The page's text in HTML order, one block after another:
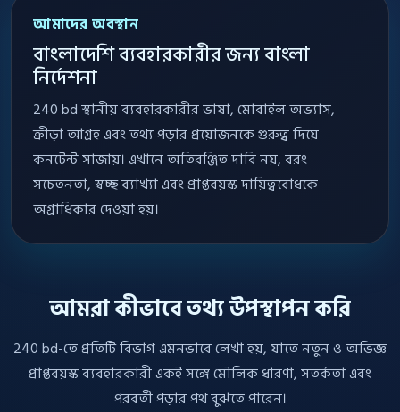
আমাদের অবস্থান
বাংলাদেশি ব্যবহারকারীর জন্য বাংলা
নির্দেশনা
240 bd স্থানীয় ব্যবহারকারীর ভাষা, মোবাইল অভ্যাস,
ক্রীড়া আগ্রহ এবং তথ্য পড়ার প্রয়োজনকে গুরুত্ব দিয়ে
কনটেন্ট সাজায়। এখানে অতিরঞ্জিত দাবি নয়, বরং
সচেতনতা, স্বচ্ছ ব্যাখ্যা এবং প্রাপ্তবয়স্ক দায়িত্ববোধকে
অগ্রাধিকার দেওয়া হয়।
আমরা কীভাবে তথ্য উপস্থাপন করি
240 bd-তে প্রতিটি বিভাগ এমনভাবে লেখা হয়, যাতে নতুন ও অভিজ্ঞ
প্রাপ্তবয়স্ক ব্যবহারকারী একই সঙ্গে মৌলিক ধারণা, সতর্কতা এবং
পরবর্তী পড়ার পথ বুঝতে পারেন।